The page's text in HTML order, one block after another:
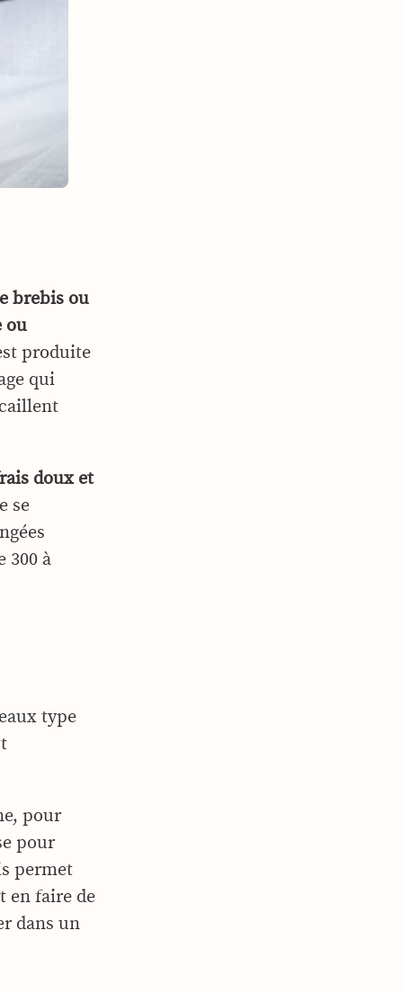
brebis ou
ou
produite
qui
doux et
se
300 à
type
pour
pour
permet
en faire de
dans un